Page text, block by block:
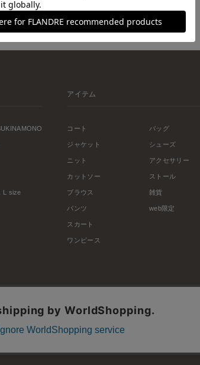
L size
アイテム
コート
ジャケット
ニット
カットソー
ブラウス
パンツ
スカート
ワンピース
バッグ
シューズ
アクセサリー
ストール
雑貨
web限定